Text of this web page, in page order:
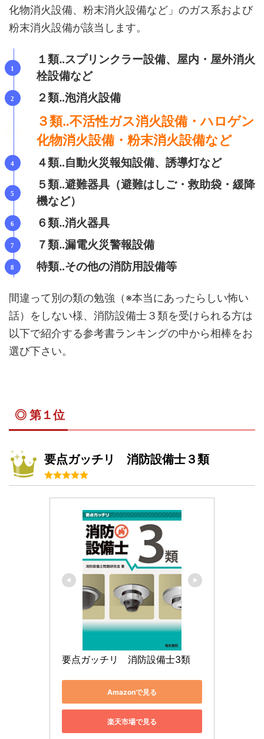
化物消火設備、粉末消火設備など」のガス系および
粉末消火設備が該当します。
１類‥スプリンクラー設備、屋内・屋外消火
栓設備など
２類‥泡消火設備
３類‥不活性ガス消火設備・ハロゲン
化物消火設備・粉末消火設備など
４類‥自動火災報知設備、誘導灯など
５類‥避難器具（避難はしご・救助袋・緩降
機など）
６類‥消火器具
７類‥漏電火災警報設備
特類‥その他の消防用設備等
間違って別の類の勉強（※本当にあったらしい怖い
話）をしない様、消防設備士３類を受けられる方は
以下で紹介する参考書ランキングの中から相棒をお
選び下さい。
◎ 第１位
要点ガッチリ 消防設備士３類
要点ガッチリ　消防設備士3類
Amazonで見る
楽天市場で見る